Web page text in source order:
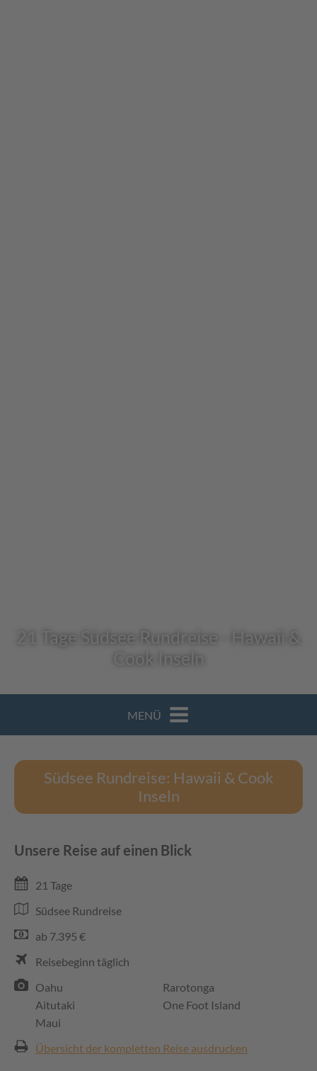
21 Tage Südsee Rundreise - Hawaii &
Cook Inseln
MENÜ
Südsee Rundreise: Hawaii & Cook
Inseln
Unsere Reise auf einen Blick
21 Tage
Südsee Rundreise
ab 7.395 €
Reisebeginn täglich
Oahu
Rarotonga
Aitutaki
One Foot Island
Maui
Übersicht der kompletten Reise ausdrucken